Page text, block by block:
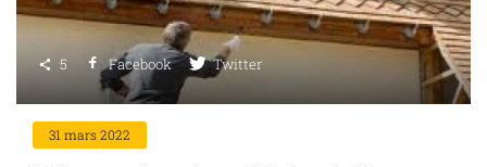
5 Facebook Twitter
31 mars 2022